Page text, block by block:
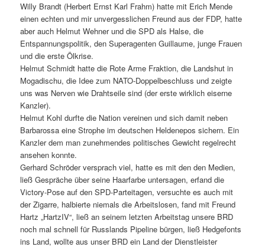
Willy Brandt (Herbert Ernst Karl Frahm) hatte mit Erich Mende
einen echten und mir unvergesslichen Freund aus der FDP, hatte
aber auch Helmut Wehner und die SPD als Halse, die
Entspannungspolitik, den Superagenten Guillaume, junge Frauen
und die erste Ölkrise.
Helmut Schmidt hatte die Rote Arme Fraktion, die Landshut in
Mogadischu, die Idee zum NATO-Doppelbeschluss und zeigte
uns was Nerven wie Drahtseile sind (der erste wirklich eiserne
Kanzler).
Helmut Kohl durfte die Nation vereinen und sich damit neben
Barbarossa eine Strophe im deutschen Heldenepos sichern. Ein
Kanzler dem man zunehmendes politisches Gewicht regelrecht
ansehen konnte.
Gerhard Schröder versprach viel, hatte es mit den den Medien,
ließ Gespräche über seine Haarfarbe untersagen, erfand die
Victory-Pose auf den SPD-Parteitagen, versuchte es auch mit
der Zigarre, halbierte niemals die Arbeitslosen, fand mit Freund
Hartz „HartzIV“, ließ an seinem letzten Arbeitstag unsere BRD
noch mal schnell für Russlands Pipeline bürgen, ließ Hedgefonts
ins Land, wollte aus unser BRD ein Land der Dienstleister